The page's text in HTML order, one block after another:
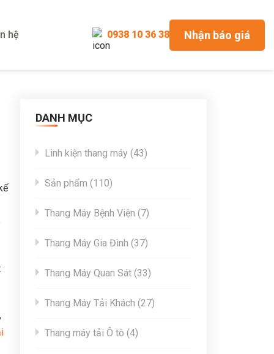
hệ 0938 10 36 38 Nhận báo giá
DANH MỤC
Linh kiện thang máy 4343
Sản phẩm 110110
Thang Máy Bệnh Viện 77
Thang Máy Gia Đình 3737
Thang Máy Quan Sát 3333
Thang Máy Tải Khách 2727
Thang máy tải Ô tô 44